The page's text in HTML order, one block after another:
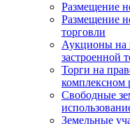
Размещение
Размещение
торговли
Аукционы на
застроенной
Торги на
комплексном
Свободные
Земельные